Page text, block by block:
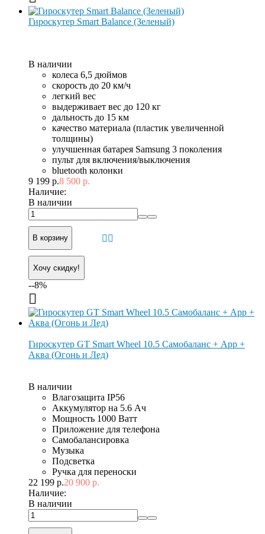
Гироскутер Smart Balance (Зеленый)
В наличии
колеса 6,5 дюймов
скорость до 20 км/ч
легкий вес
выдерживает вес до 120 кг
дальность до 15 км
качество материала (пластик увеличенной
толщины)
улучшенная батарея Samsung 3 поколения
пульт для включения/выключения
bluetooth колонки
9 199 р.8 500 р.
Наличие:
В наличии
В корзину
Хочу скидку!
--8%
Гироскутер GT Smart Wheel 10.5 Самобаланс + App +
Аква (Огонь и Лед)
В наличии
Влагозащита IP56
Аккумулятор на 5.6 Ач
Мощность 1000 Ватт
Приложение для телефона
Самобалансировка
Музыка
Подсветка
Ручка для переноски
22 199 р.20 900 р.
Наличие:
В наличии